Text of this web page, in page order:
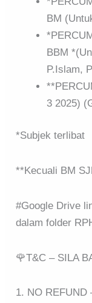
BM
BBM
P.Islam,
3 2025)
*Subjek terlibat
**Kecuali BM
#Google Drive
dalam folder
🌹T&C – SILA
1. NO REFUND